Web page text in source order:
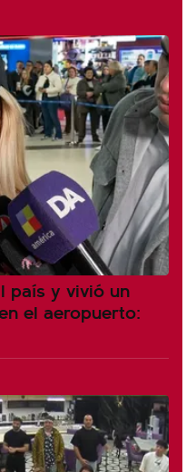
país y vivió un
el aeropuerto: